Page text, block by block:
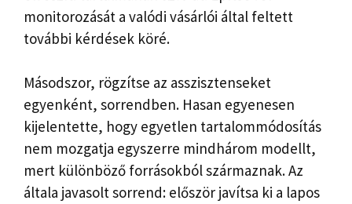
monitorozását a valódi vásárlói által feltett
további kérdések köré.
Másodszor, rögzítse az asszisztenseket
egyenként, sorrendben. Hasan egyenesen
kijelentette, hogy egyetlen tartalommódosítás
nem mozgatja egyszerre mindhárom modellt,
mert különböző forrásokból származnak. Az
általa javasolt sorrend: először javítsa ki a lapos